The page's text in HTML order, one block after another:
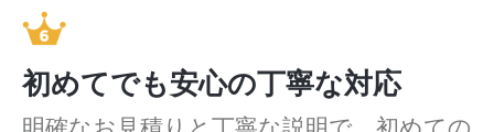
初めてでも安心の丁寧な対応
明確なお見積りと丁寧な説明で、初めての